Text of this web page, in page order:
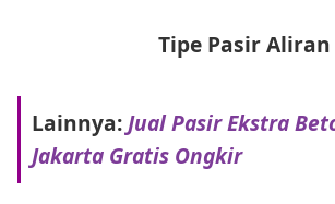
Tipe Pasir Aliran
Lainnya:Jual Pasir Ekstra
Jakarta Gratis Ongkir